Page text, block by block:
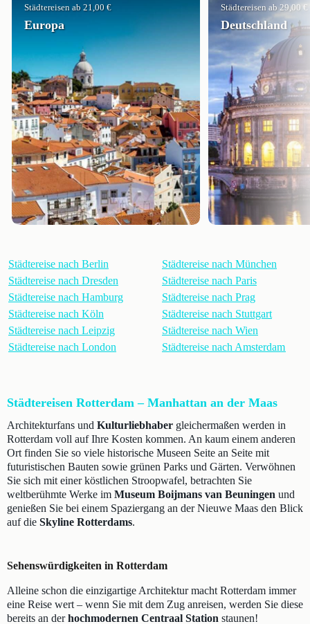
Städtereisen ab 21,00 €
Europa
Städtereisen ab 29,00 €
Deutschland
Städtereise nach Berlin
Städtereise nach Dresden
Städtereise nach Hamburg
Städtereise nach Köln
Städtereise nach Leipzig
Städtereise nach London
Städtereise nach München
Städtereise nach Paris
Städtereise nach Prag
Städtereise nach Stuttgart
Städtereise nach Wien
Städtereise nach Amsterdam
Städtereisen Rotterdam – Manhattan an der Maas
Architekturfans und Kulturliebhaber gleichermaßen werden in
Rotterdam voll auf Ihre Kosten kommen. An kaum einem anderen
Ort finden Sie so viele historische Museen Seite an Seite mit
futuristischen Bauten sowie grünen Parks und Gärten. Verwöhnen
Sie sich mit einer köstlichen Stroopwafel, betrachten Sie
weltberühmte Werke im Museum Boijmans van Beuningen und
genießen Sie bei einem Spaziergang an der Nieuwe Maas den Blick
auf die Skyline Rotterdams.
Sehenswürdigkeiten in Rotterdam
Alleine schon die einzigartige Architektur macht Rotterdam immer
eine Reise wert – wenn Sie mit dem Zug anreisen, werden Sie diese
bereits an derhochmodernen Centraal Station staunen!